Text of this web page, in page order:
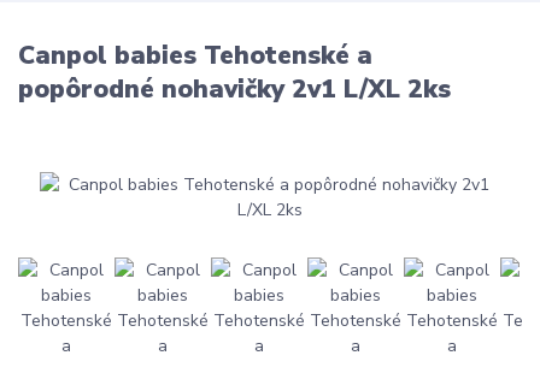
Canpol babies Tehotenské a
popôrodné nohavičky 2v1 L/XL 2ks